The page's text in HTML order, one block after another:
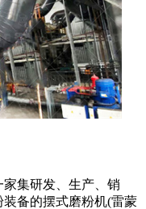
集研发、生产、销
备的摆式磨粉机(雷蒙